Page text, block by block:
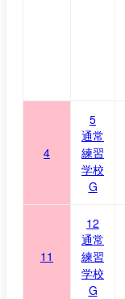
4
5
通常
練習
学校
G
11
12
通常
練習
学校
G